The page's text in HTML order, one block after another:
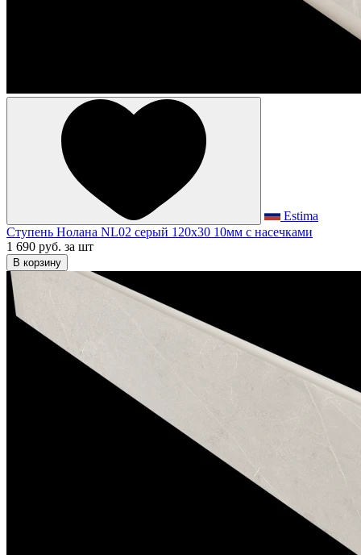
Estima
Ступень Нолана NL02 серый 120x30 10мм с насечками
1 690 руб. за шт
В корзину